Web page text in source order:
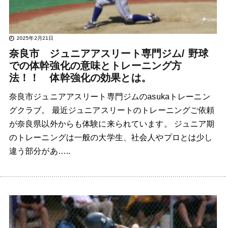
2025年2月21日
奈良市 ジュニアアスリート専門ジム/ 野球
での体幹強化の意味とトレーニング方
法！！ 体幹強化の効果とは。
奈良市ジュニアアスリート専門ジムのasukaトレーニン
グクラブ。 最近ジュニアスリートのトレーニングご依頼
が奈良県以外からも体験に来られています。 ジュニア期
のトレーニングは一般の大学生、社会人やプロとは少し
違う部分があ…..